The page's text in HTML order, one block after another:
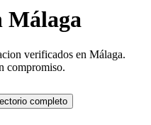
Málaga
verificados en Málaga.
compromiso.
completo